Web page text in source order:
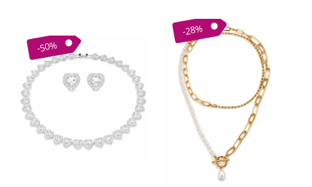
-50%
-28%